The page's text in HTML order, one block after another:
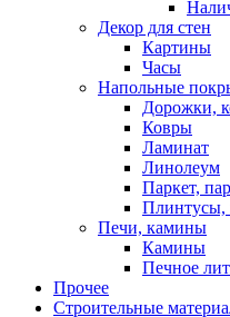
Декор для стен
Картины
Часы
Напольные
Дорожки,
Ковры
Ламинат
Линолеум
Паркет,
Плинтусы,
Печи, камины
Камины
Печное
Прочее
Строительные